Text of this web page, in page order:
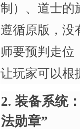
制）、道士
遵循原版，没
师要预判走位
让玩家可以根
2. 装备系统
法勋章”